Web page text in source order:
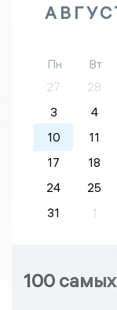
Пн Вт
27
28
3
4
10
11
17
18
24
25
31
1
100